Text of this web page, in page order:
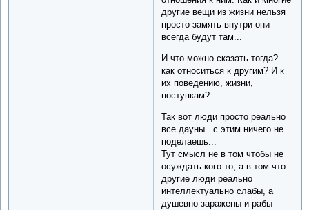
другие вещи из жизни нельзя
просто замять внутри-они
всегда будут там...
И что можно сказать тогда?-
как относиться к другим? И к
их поведению, жизни,
поступкам?
Так вот люди просто реально
все дауны...с этим ничего не
поделаешь...
Тут смысл не в том чтобы не
осуждать кого-то, а в том что
другие люди реально
интеллектуально слабы, а
душевно заражены и рабы